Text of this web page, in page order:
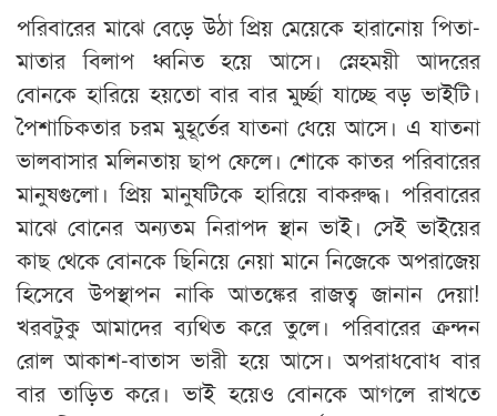
পরিবারের মাঝে বেড়ে উঠা প্রিয় মেয়েকে হারানোয় পিতা-
মাতার বিলাপ ধ্বনিত হয়ে আসে। স্নেহময়ী আদরের
বোনকে হারিয়ে হয়তো বার বার মু্র্চ্ছা যাচ্ছে বড় ভাইটি।
পৈশাচিকতার চরম মুহূর্তের যাতনা ধেয়ে আসে। এ যাতনা
ভালবাসার মলিনতায় ছাপ ফেলে। শোকে কাতর পরিবারের
মানুষগুলো। প্রিয় মানুষটিকে হারিয়ে বাকরুদ্ধ। পরিবারের
মাঝে বোনের অন্যতম নিরাপদ স্থান ভাই। সেই ভাইয়ের
কাছ থেকে বোনকে ছিনিয়ে নেয়া মানে নিজেকে অপরাজেয়
হিসেবে উপস্থাপন নাকি আতঙ্কের রাজত্ব জানান দেয়া!
খরবটুকু আমাদের ব্যথিত করে তুলে। পরিবারের ক্রন্দন
রোল আকাশ-বাতাস ভারী হয়ে আসে। অপরাধবোধ বার
বার তাড়িত করে। ভাই হয়েও বোনকে আগলে রাখতে